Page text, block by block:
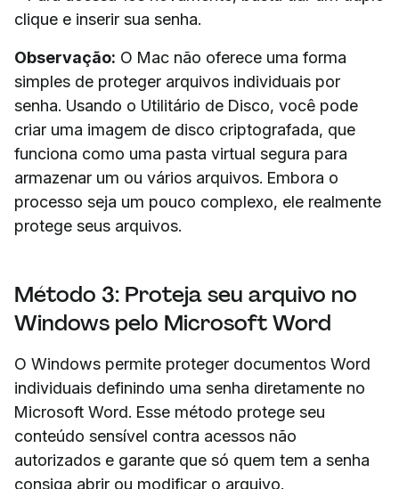
clique e inserir sua senha.
Observação: O Mac não oferece uma forma
simples de proteger arquivos individuais por
senha. Usando o Utilitário de Disco, você pode
criar uma imagem de disco criptografada, que
funciona como uma pasta virtual segura para
armazenar um ou vários arquivos. Embora o
processo seja um pouco complexo, ele realmente
protege seus arquivos.
Método 3: Proteja seu arquivo no
Windows pelo Microsoft Word
O Windows permite proteger documentos Word
individuais definindo uma senha diretamente no
Microsoft Word. Esse método protege seu
conteúdo sensível contra acessos não
autorizados e garante que só quem tem a senha
consiga abrir ou modificar o arquivo.